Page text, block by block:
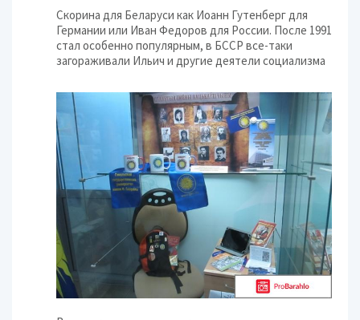
Скорина для Беларуси как Иоанн Гутенберг для
Германии или Иван Федоров для России. После 1991
стал особенно популярным, в БССР все-таки
загораживали Ильич и другие деятели социализма